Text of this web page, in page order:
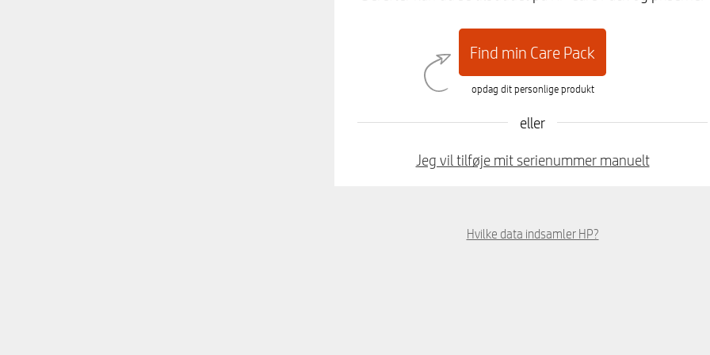
Find min Care Pack
opdag dit personlige produkt
eller
Jeg vil tilføje mit serienummer manuelt
Hvilke data indsamler HP?